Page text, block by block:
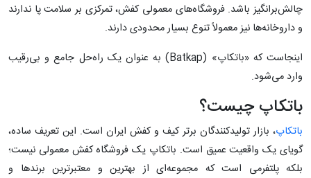
چالش‌برانگیز باشد. فروشگاه‌های معمولی کفش، تمرکزی بر سلامت پا ندارند
و داروخانه‌ها نیز معمولاً تنوع بسیار محدودی دارند.
اینجاست که «باتکاپ» (Batkap) به عنوان یک راه‌حل جامع و بی‌رقیب
وارد می‌شود.
باتکاپ چیست؟
باتکاپ، بازار تولیدکنندگان برتر کیف و کفش ایران است. این تعریف ساده،
گویای یک واقعیت عمیق است. باتکاپ یک فروشگاه کفش معمولی نیست؛
بلکه پلتفرمی است که مجموعه‌ای از بهترین و معتبرترین برندها و